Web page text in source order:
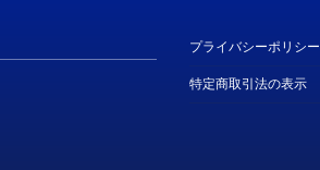
プライバシーポリシー
特定商取引法の表示